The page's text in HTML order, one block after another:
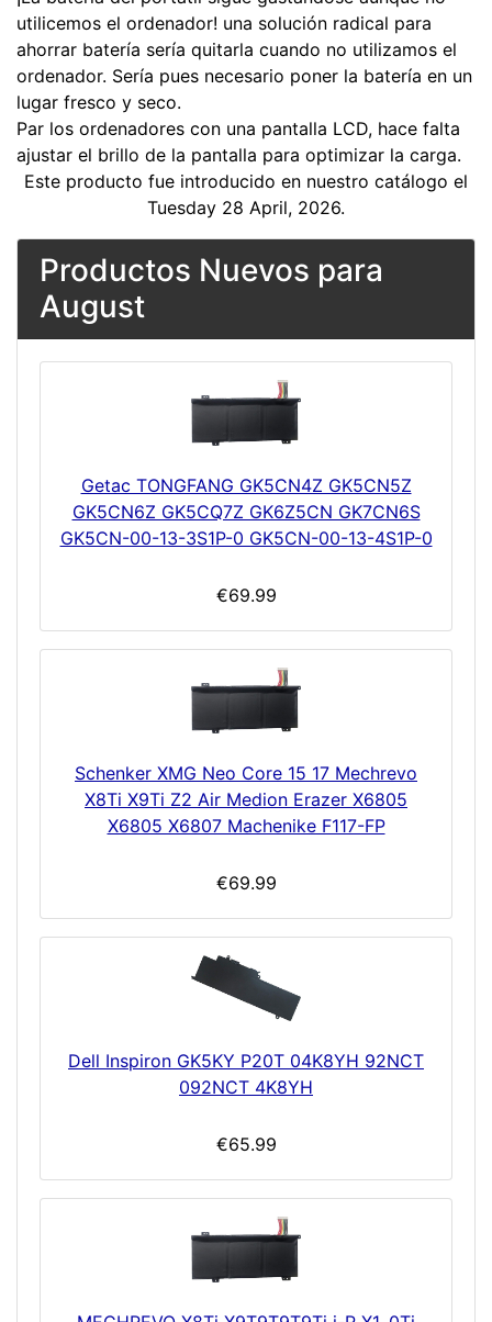
utilicemos el ordenador! una solución radical para
ahorrar batería sería quitarla cuando no utilizamos el
ordenador. Sería pues necesario poner la batería en un
lugar fresco y seco.
Par los ordenadores con una pantalla LCD, hace falta
ajustar el brillo de la pantalla para optimizar la carga.
Este producto fue introducido en nuestro catálogo el
Tuesday 28 April, 2026.
Productos Nuevos para
August
Getac TONGFANG GK5CN4Z GK5CN5Z
GK5CN6Z GK5CQ7Z GK6Z5CN GK7CN6S
GK5CN-00-13-3S1P-0 GK5CN-00-13-4S1P-0
€69.99
Schenker XMG Neo Core 15 17 Mechrevo
X8Ti X9Ti Z2 Air Medion Erazer X6805
X6805 X6807 Machenike F117-FP
€69.99
Dell Inspiron GK5KY P20T 04K8YH 92NCT
092NCT 4K8YH
€65.99